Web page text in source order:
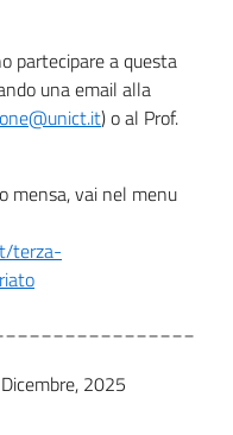
partecipare a questa
una email alla
) o al Prof.
mensa, vai nel menu
terza-
2025